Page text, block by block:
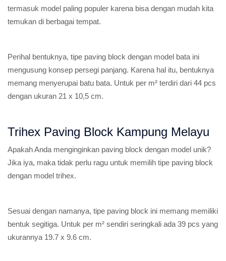
termasuk model paling populer karena bisa dengan mudah kita
temukan di berbagai tempat.
Perihal bentuknya, tipe paving block dengan model bata ini
mengusung konsep persegi panjang. Karena hal itu, bentuknya
memang menyerupai batu bata. Untuk per m² terdiri dari 44 pcs
dengan ukuran 21 x 10,5 cm.
Trihex Paving Block Kampung Melayu
Apakah Anda menginginkan paving block dengan model unik?
Jika iya, maka tidak perlu ragu untuk memilih tipe paving block
dengan model trihex.
Sesuai dengan namanya, tipe paving block ini memang memiliki
bentuk segitiga. Untuk per m² sendiri seringkali ada 39 pcs yang
ukurannya 19.7 x 9.6 cm.